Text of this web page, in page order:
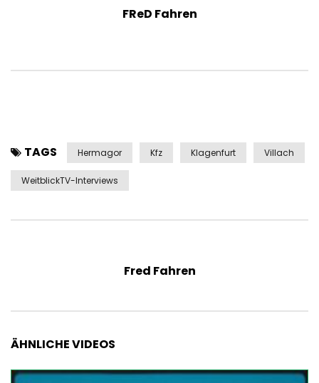
FReD Fahren
TAGS Hermagor Kfz Klagenfurt Villach
WeitblickTV-Interviews
Fred Fahren
ÄHNLICHE VIDEOS